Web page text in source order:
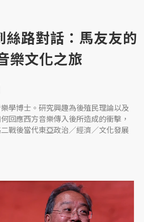
絲路對話：馬友友的
樂文化之旅
學博士。研究興趣為後殖民理論以及
回應西方音樂傳入後所造成的衝擊，
戰後當代東亞政治／經濟／文化發展